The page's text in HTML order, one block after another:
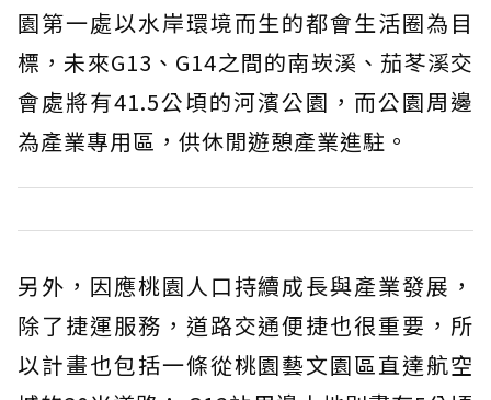
園第一處以水岸環境而生的都會生活圈為目
標，未來G13、G14之間的南崁溪、茄苳溪交
會處將有41.5公頃的河濱公園，而公園周邊
為產業專用區，供休閒遊憩產業進駐。
另外，因應桃園人口持續成長與產業發展，
除了捷運服務，道路交通便捷也很重要，所
以計畫也包括一條從桃園藝文園區直達航空